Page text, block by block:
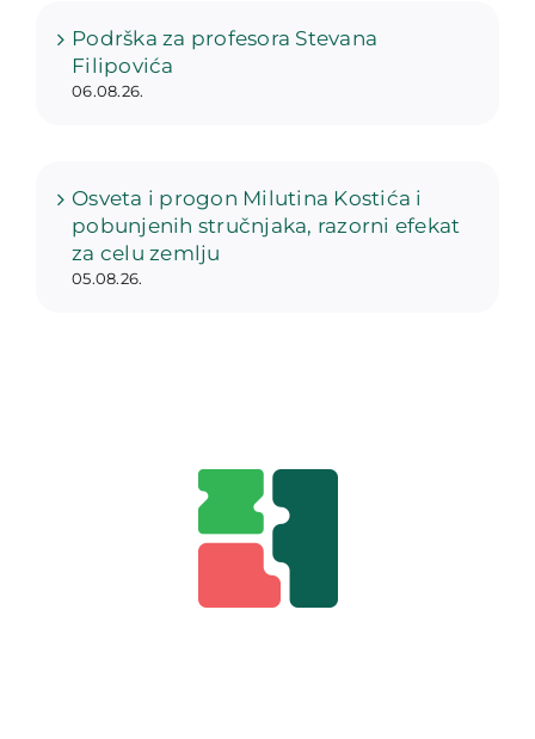
Podrška za profesora Stevana
Filipovića
06.08.26.
Osveta i progon Milutina Kostića i
pobunjenih stručnjaka, razorni efekat
za celu zemlju
05.08.26.